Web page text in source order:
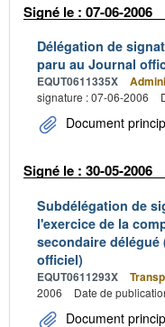
Signé le : 07-06-2006
Délégation de
paru au Journal
EQUT0611335X
signature : 07-06-2006
Document
Signé le : 30-05-2006
Subdélégation de
l'exercice de la
secondaire
officiel)
EQUT0611293X
2006
Date de
Document